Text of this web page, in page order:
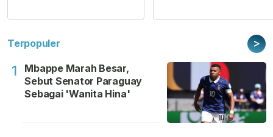
Terpopuler >
1
Mbappe Marah Besar,
Sebut Senator Paraguay
Sebagai 'Wanita Hina'